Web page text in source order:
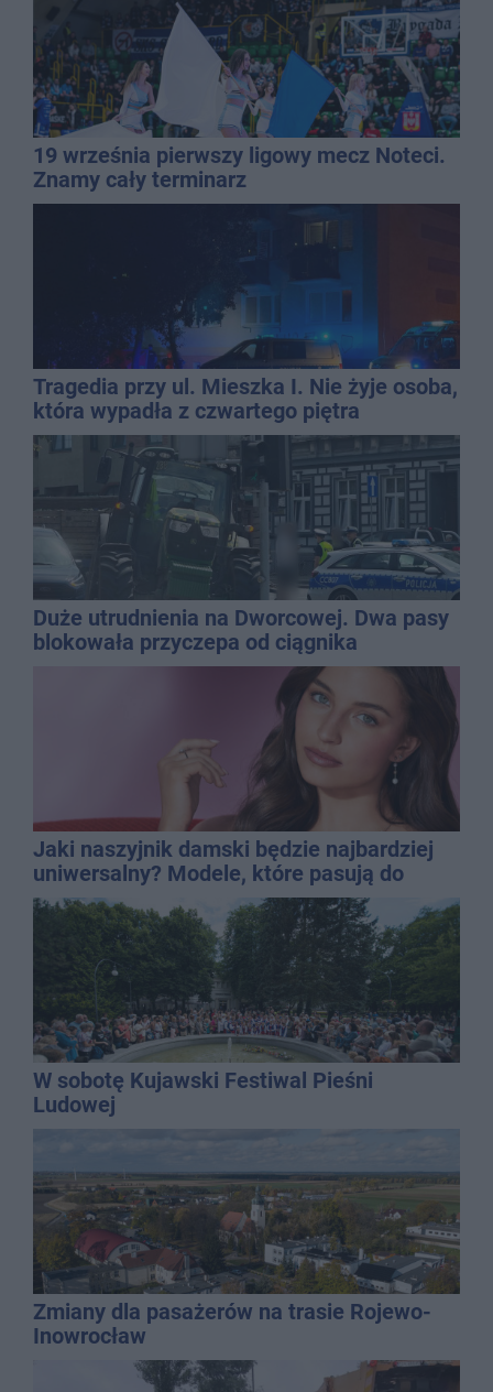
19 września pierwszy ligowy mecz Noteci.
Znamy cały terminarz
Tragedia przy ul. Mieszka I. Nie żyje osoba,
która wypadła z czwartego piętra
Duże utrudnienia na Dworcowej. Dwa pasy
blokowała przyczepa od ciągnika
Jaki naszyjnik damski będzie najbardziej
uniwersalny? Modele, które pasują do
wielu stylizacji
W sobotę Kujawski Festiwal Pieśni
Ludowej
Zmiany dla pasażerów na trasie Rojewo-
Inowrocław